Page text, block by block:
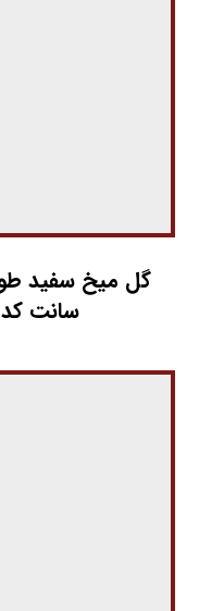
سانت کد GK12 | بهران انرژی